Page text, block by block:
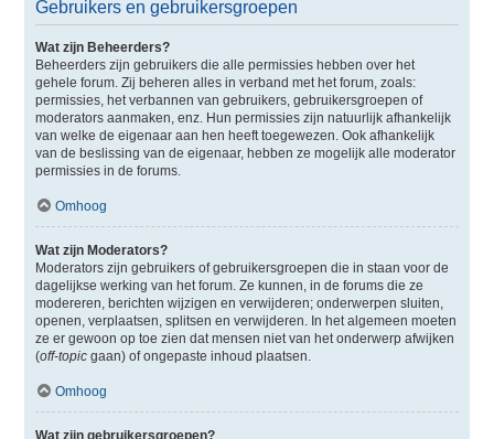
Gebruikers en gebruikersgroepen
Wat zijn Beheerders?
Beheerders zijn gebruikers die alle permissies hebben over het
gehele forum. Zij beheren alles in verband met het forum, zoals:
permissies, het verbannen van gebruikers, gebruikersgroepen of
moderators aanmaken, enz. Hun permissies zijn natuurlijk afhankelijk
van welke de eigenaar aan hen heeft toegewezen. Ook afhankelijk
van de beslissing van de eigenaar, hebben ze mogelijk alle moderator
permissies in de forums.
Omhoog
Wat zijn Moderators?
Moderators zijn gebruikers of gebruikersgroepen die in staan voor de
dagelijkse werking van het forum. Ze kunnen, in de forums die ze
modereren, berichten wijzigen en verwijderen; onderwerpen sluiten,
openen, verplaatsen, splitsen en verwijderen. In het algemeen moeten
ze er gewoon op toe zien dat mensen niet van het onderwerp afwijken
(off-topicgaan) of ongepaste inhoud plaatsen.
Omhoog
Wat zijn gebruikersgroepen?